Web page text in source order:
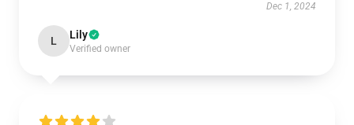
Dec 1, 2024
L Lily
Verified owner